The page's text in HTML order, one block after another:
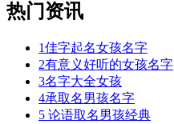
热门资讯
1佳字起名女孩名字
2有意义好听的女孩名字
3名字大全女孩
4承取名男孩名字
5 论语取名男孩经典